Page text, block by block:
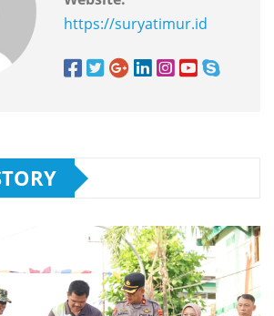
https://suryatimur.id